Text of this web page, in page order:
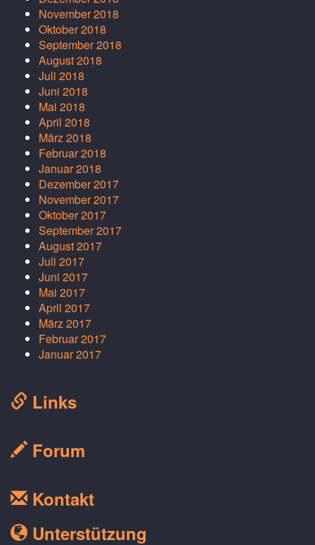
November 2018
Oktober 2018
September 2018
August 2018
Juli 2018
Juni 2018
Mai 2018
April 2018
März 2018
Februar 2018
Januar 2018
Dezember 2017
November 2017
Oktober 2017
September 2017
August 2017
Juli 2017
Juni 2017
Mai 2017
April 2017
März 2017
Februar 2017
Januar 2017
Links
Forum
Kontakt
Unterstützung